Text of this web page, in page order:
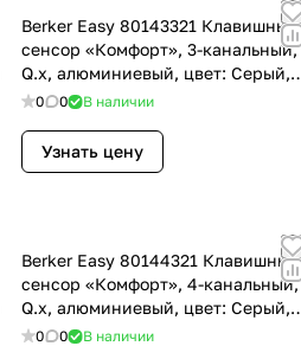
Berker Easy 80143321 Клавишный
сенсор «Комфорт», 3-канальный,
Q.x, алюминиевый, цвет: Серый,
оттенок: Алюминиевый
0 0 В наличии
Узнать цену
Berker Easy 80144321 Клавишный
сенсор «Комфорт», 4-канальный,
Q.x, алюминиевый, цвет: Серый,
оттенок: Алюминиевый
0 0 В наличии